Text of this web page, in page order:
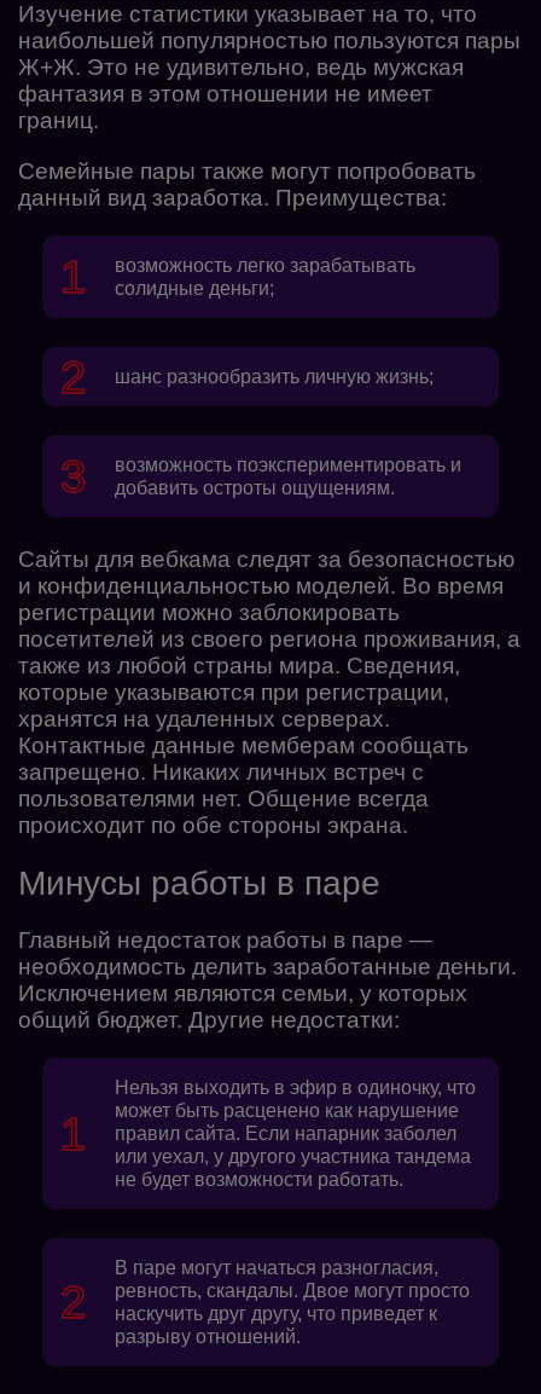
Изучение статистики указывает на то, что
наибольшей популярностью пользуются пары
Ж+Ж. Это не удивительно, ведь мужская
фантазия в этом отношении не имеет
границ.
Семейные пары также могут попробовать
данный вид заработка. Преимущества:
возможность легко зарабатывать
солидные деньги;
шанс разнообразить личную жизнь;
возможность поэкспериментировать и
добавить остроты ощущениям.
Сайты для вебкама следят за безопасностью
и конфиденциальностью моделей. Во время
регистрации можно заблокировать
посетителей из своего региона проживания, а
также из любой страны мира. Сведения,
которые указываются при регистрации,
хранятся на удаленных серверах.
Контактные данные мемберам сообщать
запрещено. Никаких личных встреч с
пользователями нет. Общение всегда
происходит по обе стороны экрана.
Минусы работы в паре
Главный недостаток работы в паре —
необходимость делить заработанные деньги.
Исключением являются семьи, у которых
общий бюджет. Другие недостатки:
Нельзя выходить в эфир в одиночку, что
может быть расценено как нарушение
правил сайта. Если напарник заболел
или уехал, у другого участника тандема
не будет возможности работать.
В паре могут начаться разногласия,
ревность, скандалы. Двое могут просто
наскучить друг другу, что приведет к
разрыву отношений.